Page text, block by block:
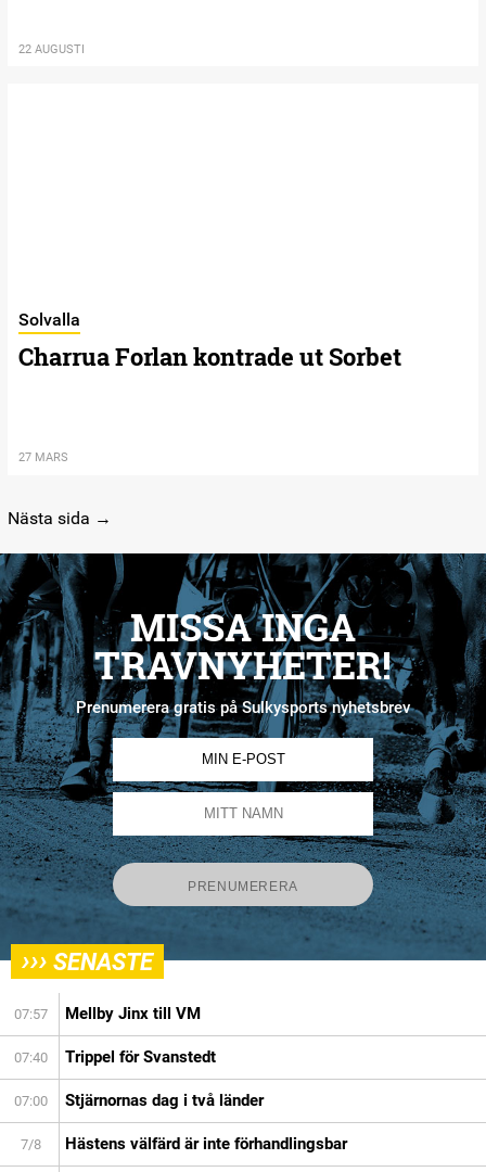
22 AUGUSTI
Solvalla
Charrua Forlan kontrade ut Sorbet
27 MARS
Nästa sida →
MISSA INGA
TRAVNYHETER!
Prenumerera gratis på Sulkysports nyhetsbrev
››› SENASTE
07:57 Mellby Jinx till VM
07:40 Trippel för Svanstedt
07:00 Stjärnornas dag i två länder
7/8 Hästens välfärd är inte förhandlingsbar